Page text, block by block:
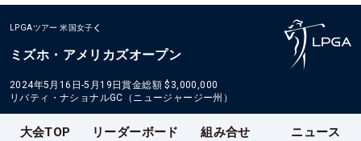
LPGAツアー 米国女子
ミズホ・アメリカズオープン
2024年5月16日-5月19日賞金総額 $3,000,000
リバティ・ナショナルGC（ニュージャージー州）
大会TOP リーダーボード 組み合せ ニュース